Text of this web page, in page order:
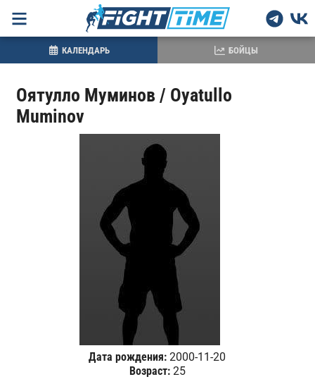
Оятулло Муминов / Oyatullo
Muminov
Дата рождения: 2000-11-20
Возраст:25
КАЛЕНДАРЬ БОЙЦЫ